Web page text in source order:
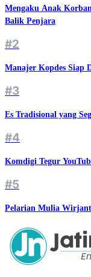
Mengaku Anak
Balik Penjara
#2
Manajer Kopdes Siap
#3
Es Tradisional yang
#4
Komdigi Tegur
#5
Pelarian Mulia